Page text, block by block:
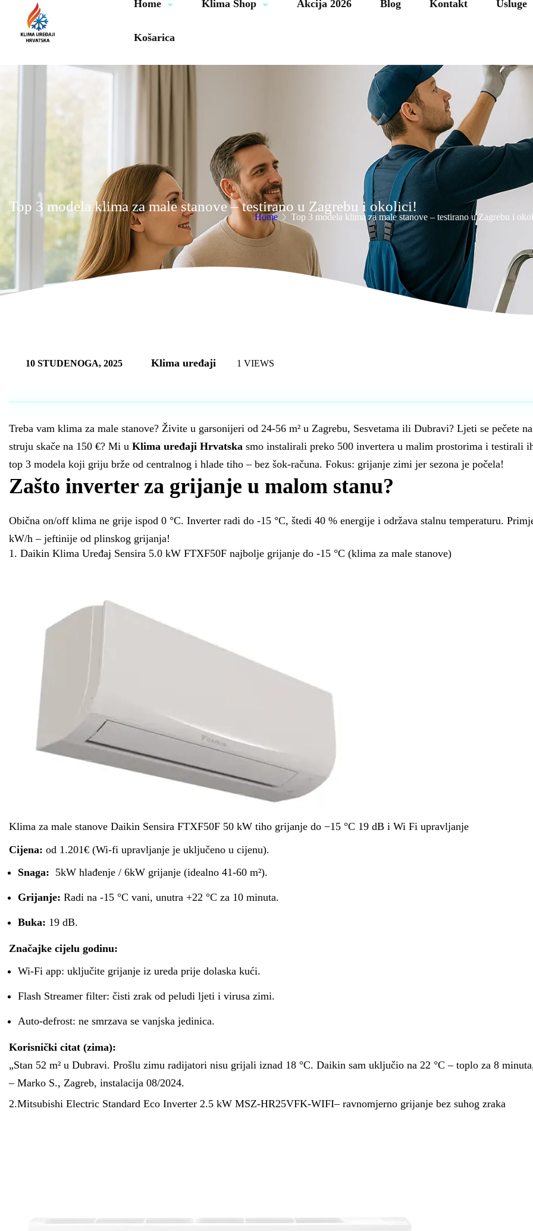
Home Klima Shop Akcija 2026 Blog Kontakt Usluge
Košarica
Top 3 modela klima za male stanove – testirano u Zagrebu i okolici!
Home Top 3 modela klima za male stanove – testirano u Zagrebu i
10 STUDENOGA, 2025 Klima uređaji 1 VIEWS
Treba vam klima za male stanove? Živite u garsonijeri od 24-56 m² u Zagrebu, Sesvetama ili Dubravi? Ljeti se pečete
struju skače na 150 €? Mi u Klima uređaji Hrvatska smo instalirali preko 500 invertera u malim prostorima i testirali
top 3 modela koji griju brže od centralnog i hlade tiho – bez šok-računa. Fokus: grijanje zimi jer sezona je počela!
Zašto inverter za grijanje u malom stanu?
Obična on/off klima ne grije ispod 0 °C. Inverter radi do -15 °C, štedi 40 % energije i održava stalnu temperaturu.
kW/h – jeftinije od plinskog grijanja!
1. Daikin Klima Uređaj Sensira 5.0 kW FTXF50F najbolje grijanje do -15 °C (klima za male stanove)
Klima za male stanove Daikin Sensira FTXF50F 50 kW tiho grijanje do −15 °C 19 dB i Wi Fi upravljanje
Cijena: od 1.201€ (Wi-fi upravljanje je uključeno u cijenu).
Snaga: 5kW hlađenje / 6kW grijanje (idealno 41-60 m²).
Grijanje: Radi na -15 °C vani, unutra +22 °C za 10 minuta.
Buka: 19 dB.
Značajke cijelu godinu:
Wi-Fi app: uključite grijanje iz ureda prije dolaska kući.
Flash Streamer filter: čisti zrak od peludi ljeti i virusa zimi.
Auto-defrost: ne smrzava se vanjska jedinica.
Korisnički citat (zima):
„Stan 52 m² u Dubravi. Prošlu zimu radijatori nisu grijali iznad 18 °C. Daikin sam uključio na 22 °C – toplo za 8
– Marko S., Zagreb, instalacija 08/2024.
2.Mitsubishi Electric Standard Eco Inverter 2.5 kW MSZ-HR25VFK-WIFI– ravnomjerno grijanje bez suhog zraka